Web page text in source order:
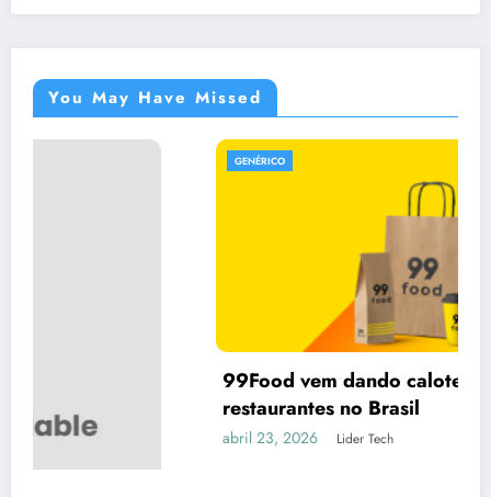
You May Have Missed
99Food vem dando calote em vários
restaurantes no Brasil
abril 23, 2026